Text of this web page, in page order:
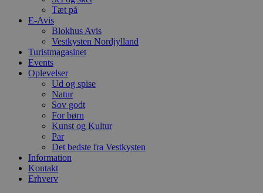
Tæt på
E-Avis
Blokhus Avis
Vestkysten Nordjylland
Turistmagasinet
Events
Oplevelser
Ud og spise
Natur
Sov godt
For børn
Kunst og Kultur
Par
Det bedste fra Vestkysten
Information
Kontakt
Erhverv